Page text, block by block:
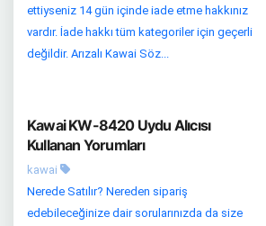
ettiyseniz 14 gün içinde iade etme hakkınız
vardır. İade hakkı tüm kategoriler için geçerli
değildir. Arızalı Kawai Söz...
Kawai KW-8420 Uydu Alıcısı
Kullanan Yorumları
kawai
Nerede Satılır? Nereden sipariş
edebileceğinize dair sorularınızda da size